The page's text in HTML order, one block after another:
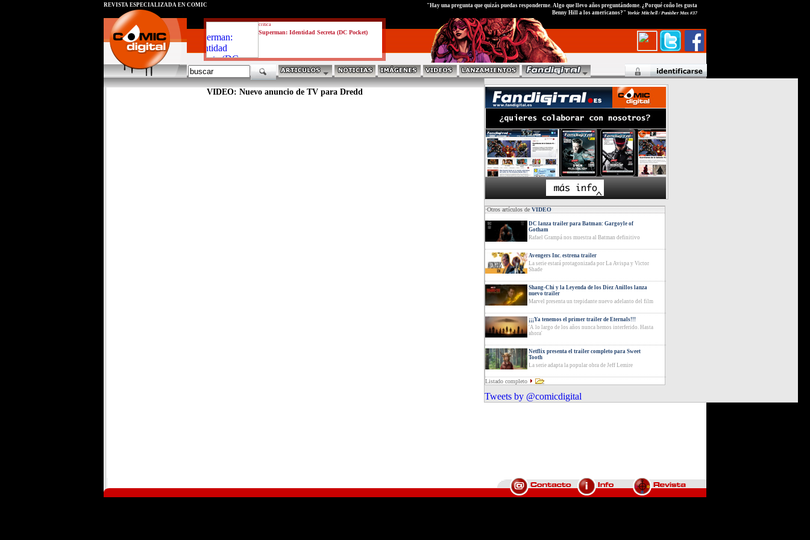
critica
Superman: Identidad Secreta (DC Pocket)
REVISTA ESPECIALIZADA EN CÓMIC
"Hay una pregunta que quizás puedas responderme. Algo que llevo años preguntándome. ¿Porqué coño les gusta
Benny Hill a los americanos?" Yorkie Mitchell / Punisher Max #37
VIDEO: Nuevo anuncio de TV para Dredd
·Otros artículos deVIDEO
DC lanza trailer para Batman: Gargoyle of
Gotham
Rafael Grampá nos muestra al Batman definitivo
Avengers Inc. estrena trailer
La serie estará protagonizada por La Avispa y Victor
Shade
Shang-Chi y la Leyenda de los Diez Anillos lanza
nuevo trailer
Marvel presenta un trepidante nuevo adelanto del film
¡¡¡Ya tenemos el primer trailer de Eternals!!!
'A lo largo de los años nunca hemos interferido. Hasta
ahora'
Netflix presenta el trailer completo para Sweet
Tooth
La serie adapta la popular obra de Jeff Lemire
Listado completo
Tweets by @comicdigital